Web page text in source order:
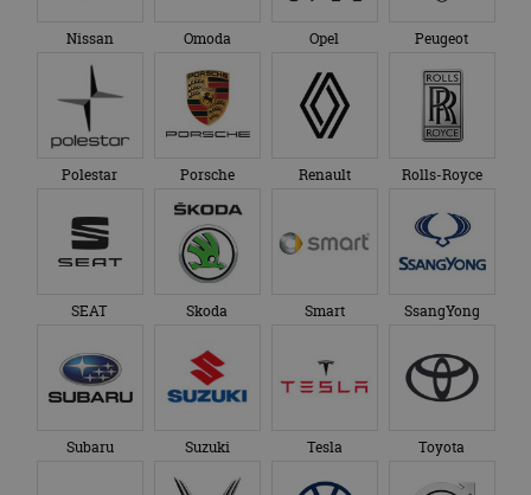
Nissan Omoda Opel Peugeot
Polestar Porsche Renault Rolls-Royce
SEAT Skoda Smart SsangYong
Subaru Suzuki Tesla Toyota